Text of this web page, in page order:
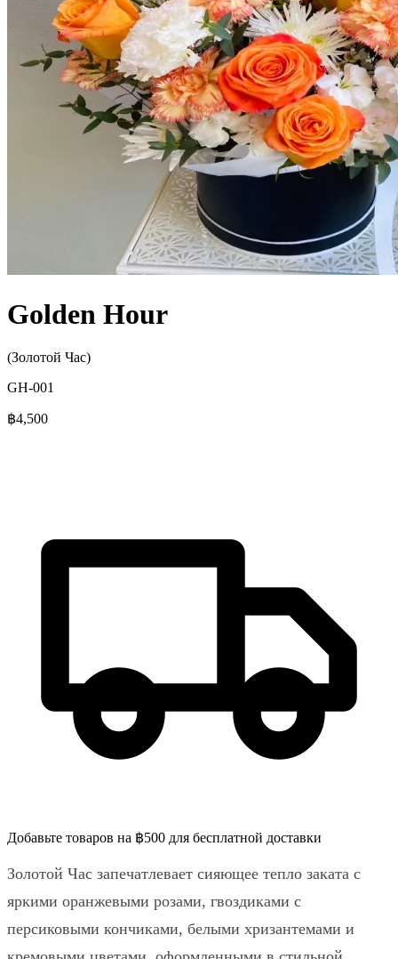
Golden Hour
(Золотой Час)
GH-001
฿4,500
Добавьте товаров на ฿500 для бесплатной доставки
Золотой Час запечатлевает сияющее тепло заката с
яркими оранжевыми розами, гвоздиками с
персиковыми кончиками, белыми хризантемами и